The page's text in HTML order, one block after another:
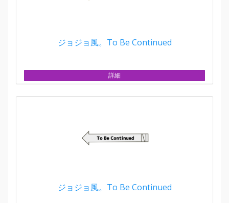
ジョジョ風。To Be Continued
詳細
ジョジョ風。To Be Continued